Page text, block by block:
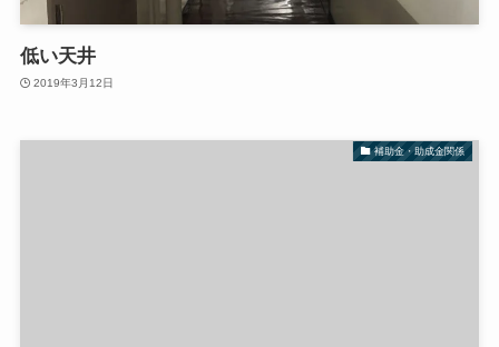
低い天井
2019年3月12日
補助金・助成金関係